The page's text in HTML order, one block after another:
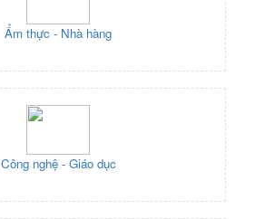
Ẩm thực - Nhà hàng
Công nghệ - Giáo dục